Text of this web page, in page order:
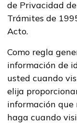
Ver
Aprender
de Privacidad
Trámites de
Acto.
Como regla
información de
usted cuando
elija
información que
haga cuando